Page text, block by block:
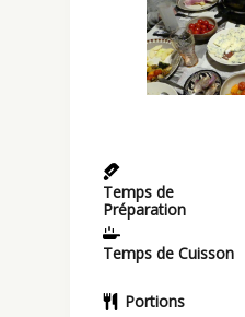
Temps de
Préparation
Temps de Cuisson
Portions